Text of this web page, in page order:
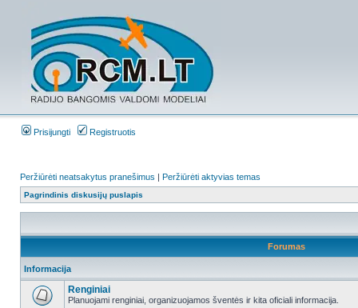
Prisijungti Registruotis
Peržiūrėti neatsakytus pranešimus | Peržiūrėti aktyvias temas
Pagrindinis diskusijų puslapis
Forumas
Informacija
Renginiai
Planuojami renginiai, organizuojamos šventės ir kita oficiali informacija.